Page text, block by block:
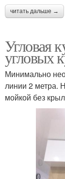
читать дальше →
Угловая
угловых
Минимально
линии 2 метра.
мойкой без